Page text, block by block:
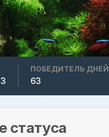
ПОБЕДИТЕЛЬ ДНЕЙ
63
статуса